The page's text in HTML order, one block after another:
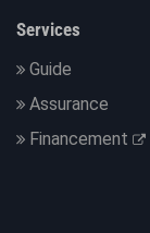
Services
Guide
Assurance
Financement